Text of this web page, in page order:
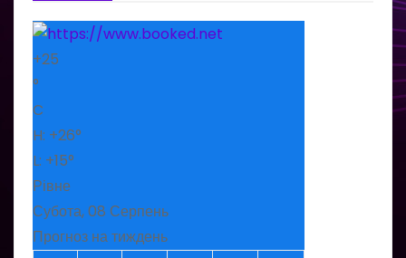
+25
°
C
H: +26°
L: +15°
Рівне
Субота, 08 Серпень
Прогноз на тиждень